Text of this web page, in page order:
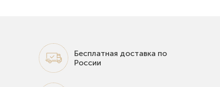
Бесплатная доставка по
России